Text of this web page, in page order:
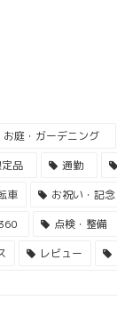
お庭・ガーデニング
品 通勤
車 お祝い・記念
点検・整備
レビュー